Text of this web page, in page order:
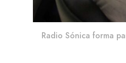
Radio Sónica forma